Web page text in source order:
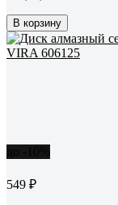
В корзину
549 ₽